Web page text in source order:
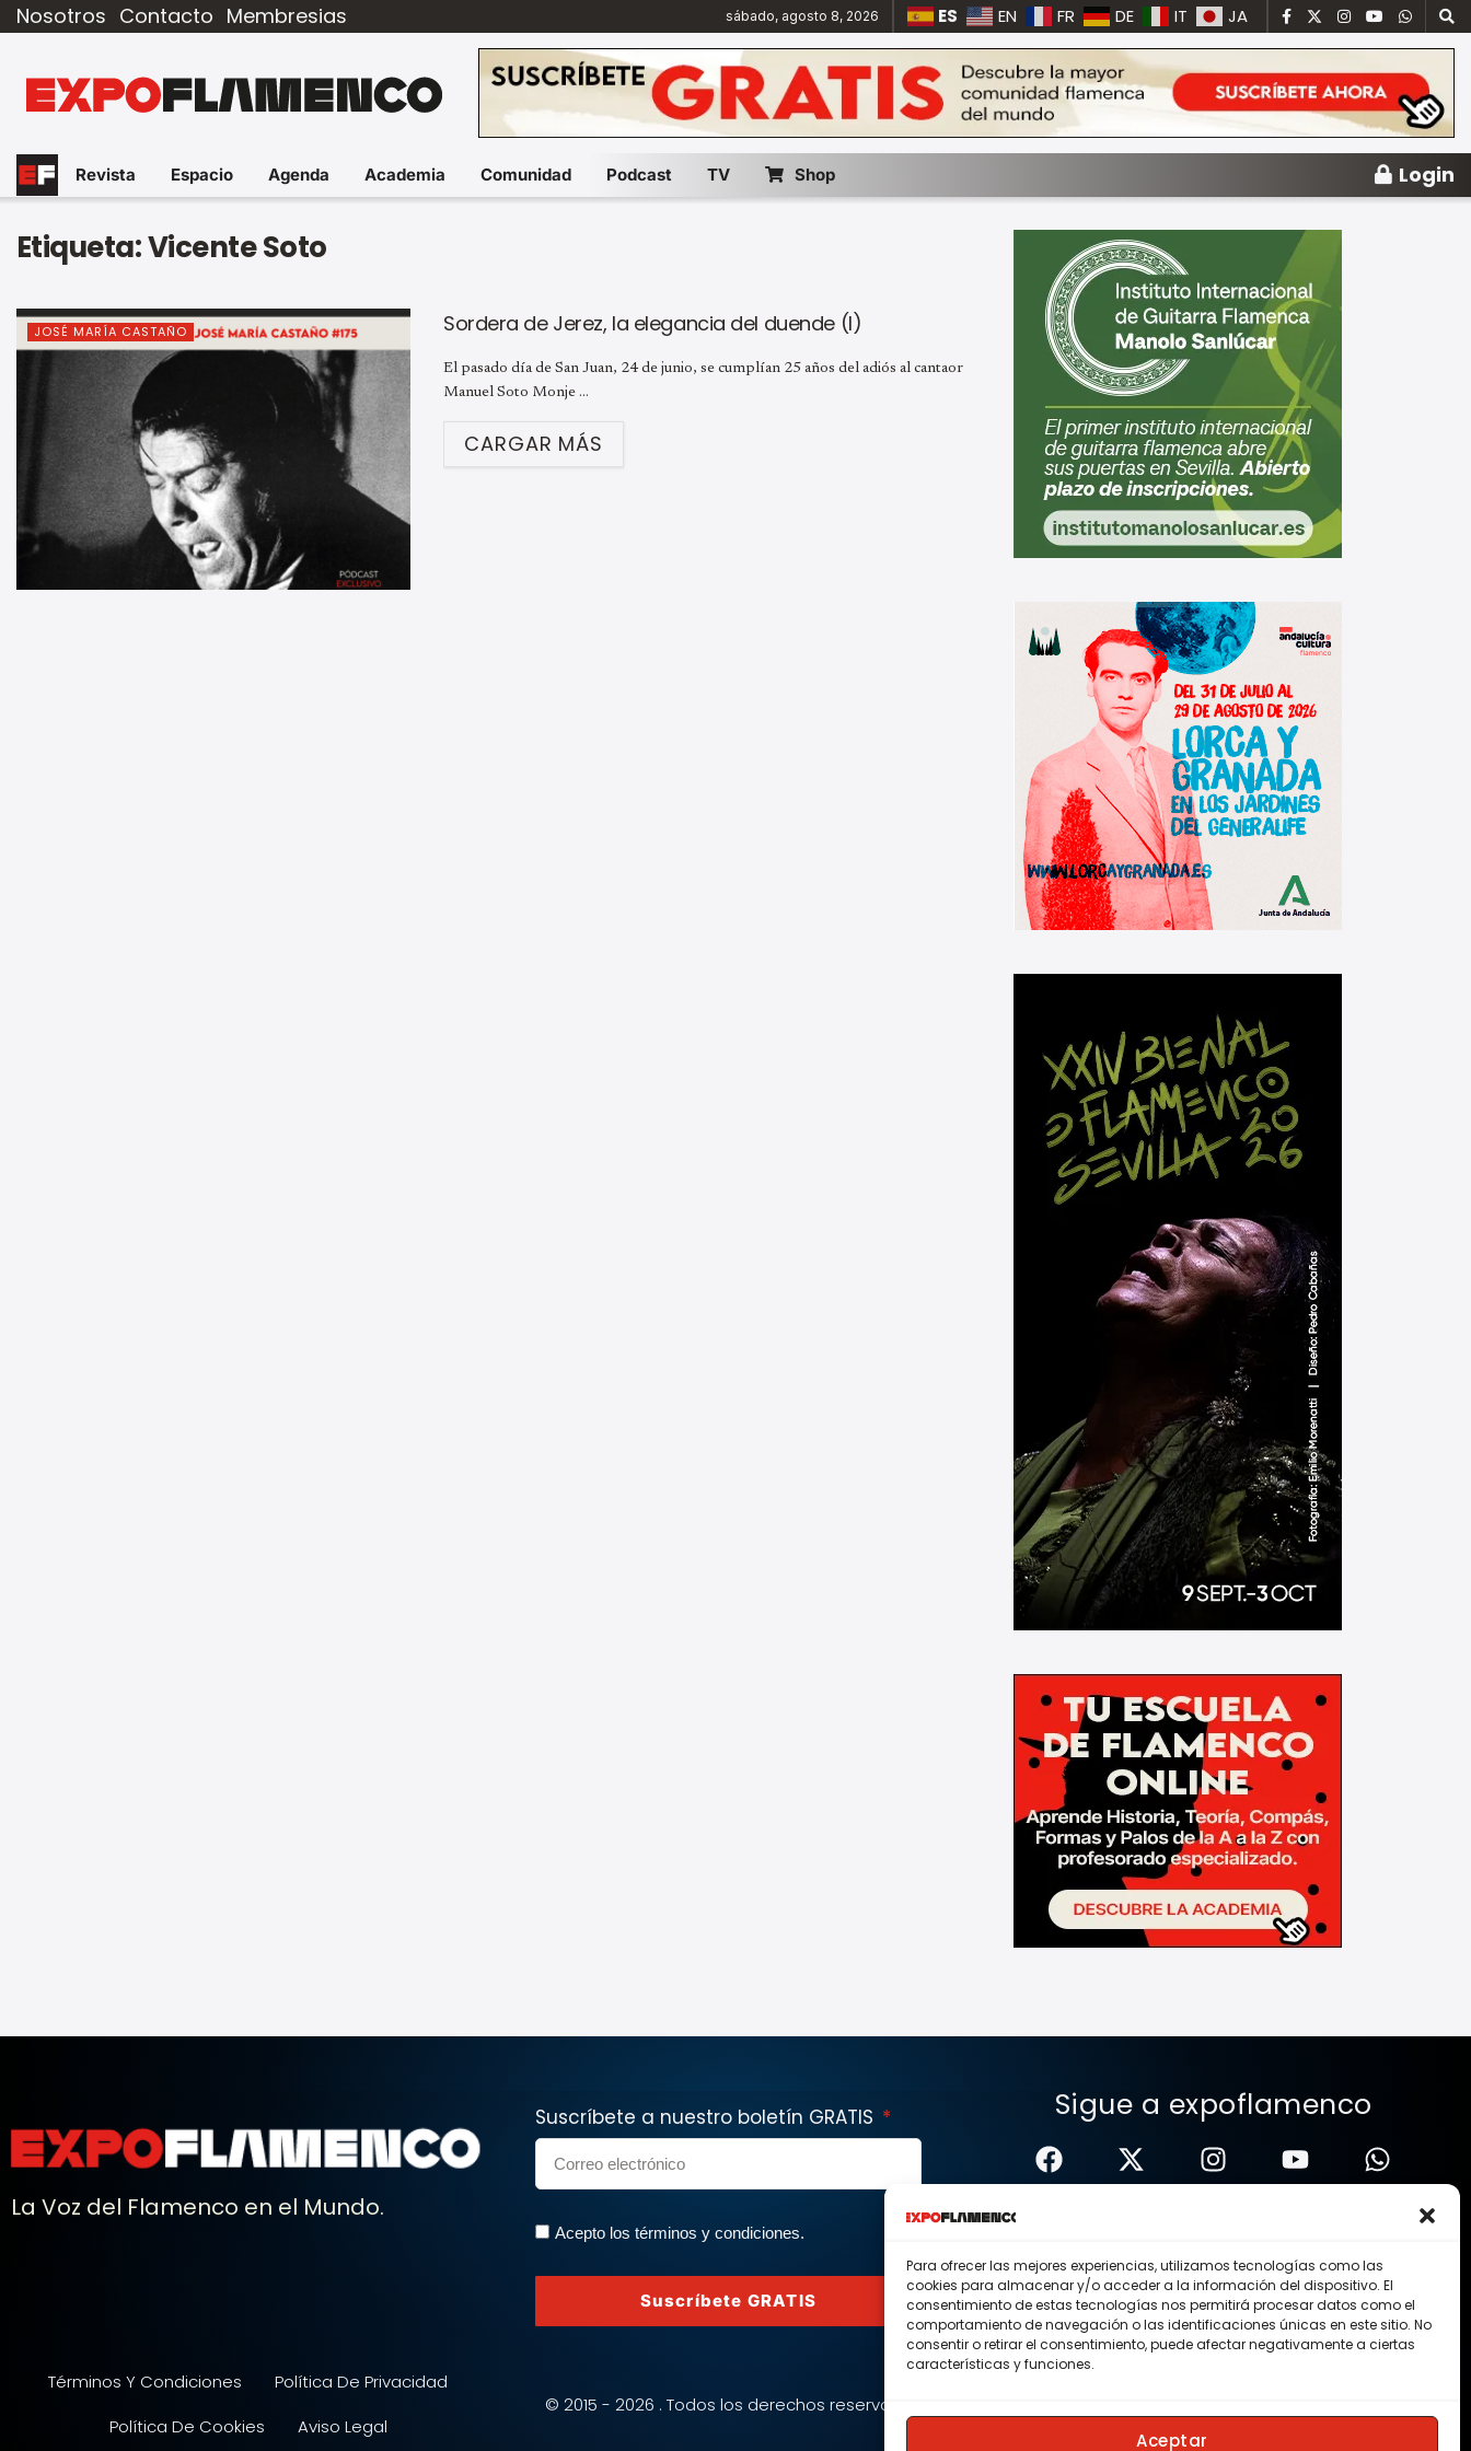
Para ofrecer las mejores experiencias, utilizamos tecnologías como las
cookies para almacenar y/o acceder a la información del dispositivo. El
consentimiento de estas tecnologías nos permitirá procesar datos como el
comportamiento de navegación o las identificaciones únicas en este sitio. No
consentir o retirar el consentimiento, puede afectar negativamente a ciertas
características y funciones.
Aceptar
Nosotros Contacto Membresias sábado, agosto 8, 2026 ES EN FR DE IT JA
Revista Espacio Agenda Academia Comunidad Podcast TV Shop Login
Etiqueta:Vicente Soto
JOSÉ MARÍA CASTAÑO Sordera de Jerez, la elegancia del duende (I)
El pasado día de San Juan, 24 de junio, se cumplían 25 años del adiós al cantaor
Manuel Soto Monje ...
CARGAR MÁS
La Voz del Flamenco en el Mundo.
Suscríbete a nuestro boletín GRATIS
Acepto los términos y condiciones.
Suscríbete GRATIS
Sigue a expoflamenco
Términos Y Condiciones
Política De Privacidad
Política De Cookies
Aviso Legal
© 2015 - 2026 . Todos los derechos reservados.